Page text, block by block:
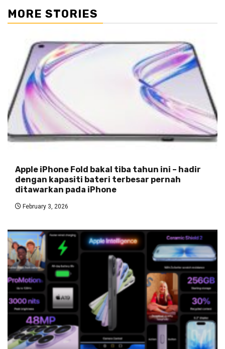
MORE STORIES
Apple iPhone Fold bakal tiba tahun ini – hadir
dengan kapasiti bateri terbesar pernah
ditawarkan pada iPhone
February 3, 2026